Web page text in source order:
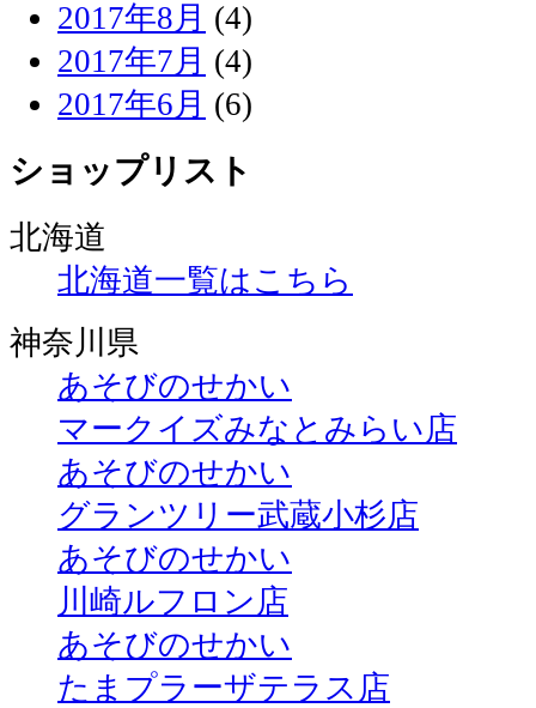
2017年8月 (4)
2017年7月 (4)
2017年6月 (6)
ショップリスト
北海道
北海道一覧はこちら
神奈川県
あそびのせかい
マークイズみなとみらい店
あそびのせかい
グランツリー武蔵小杉店
あそびのせかい
川崎ルフロン店
あそびのせかい
たまプラーザテラス店